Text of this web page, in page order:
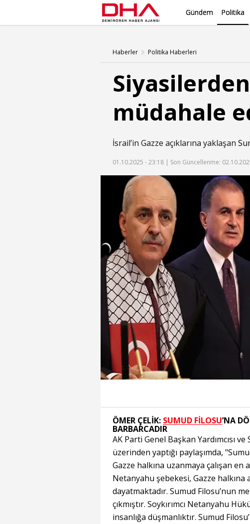
Gündem Politika
Haberler Politika Haberleri
müdahale
İsrail’in Gazze açıklarına yaklaşan
01.10.2025 - 23:18 | Son Güncellenme:
ÖMER ÇELİK: SUMUD FİLOSU’NA
BARBARCADIR
AK Parti Genel Başkan Yardımcısı
üzerinden yaptığı paylaşımda,
Gazze halkına uzanmaya çalışan en
Netanyahu şebekesi, Gazze halkına
dayatmaktadır. Sumud Filosu’nun
çıkmıştır. Soykırımcı Netanyahu
insanlığa düşmanlıktır. Sumud